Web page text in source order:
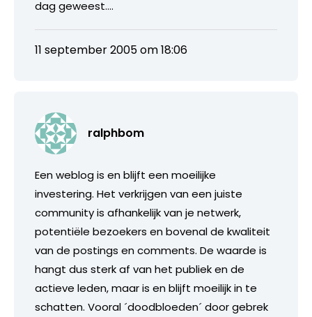
dag geweest….
11 september 2005 om 18:06
ralphbom
Een weblog is en blijft een moeilijke
investering. Het verkrijgen van een juiste
community is afhankelijk van je netwerk,
potentiële bezoekers en bovenal de kwaliteit
van de postings en comments. De waarde is
hangt dus sterk af van het publiek en de
actieve leden, maar is en blijft moeilijk in te
schatten. Vooral ´doodbloeden´ door gebrek